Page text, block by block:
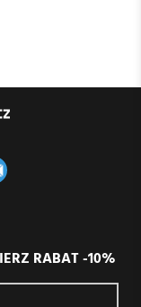
RABAT -10%